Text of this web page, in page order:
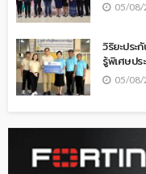
05/08/
วิริยะปร
รู้พิเศษป
05/08/